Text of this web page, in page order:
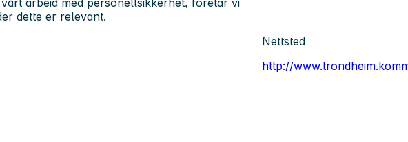
dette er relevant.
Nettsted
http://